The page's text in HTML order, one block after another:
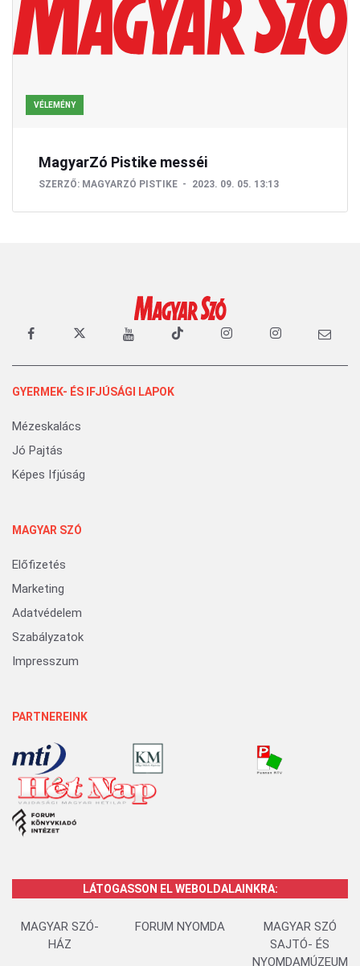
VÉLEMÉNY
MagyarZó Pistike messéi
SZERZŐ: MAGYARZÓ PISTIKE 2023. 09. 05. 13:13
GYERMEK- ÉS IFJÚSÁGI LAPOK
Mézeskalács
Jó Pajtás
Képes Ifjúság
MAGYAR SZÓ
Előfizetés
Marketing
Adatvédelem
Szabályzatok
Impresszum
PARTNEREINK
LÁTOGASSON EL WEBOLDALAINKRA:
MAGYAR SZÓ-
HÁZ
FORUM NYOMDA
MAGYAR SZÓ
SAJTÓ- ÉS
NYOMDAMÚZEUM